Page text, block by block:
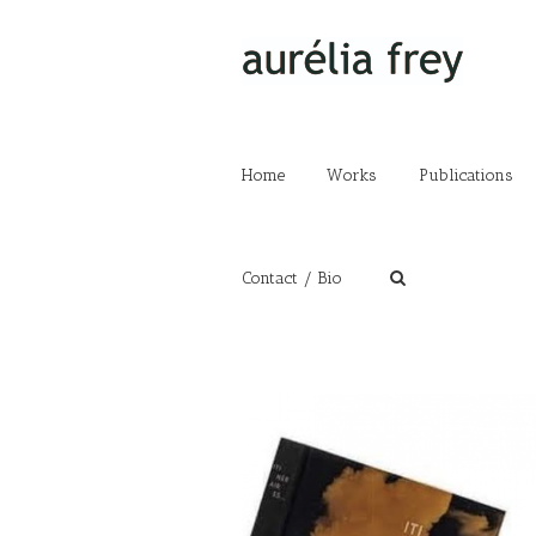
Home Works Publications
Contact / Bio